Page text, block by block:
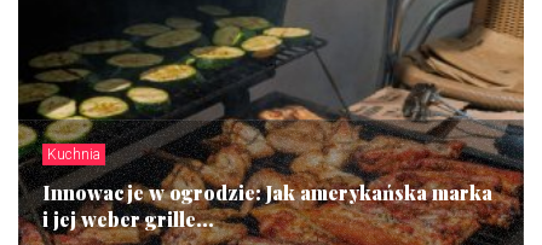
Kuchnia
Innowacje w ogrodzie: Jak amerykańska marka
i jej weber grille...